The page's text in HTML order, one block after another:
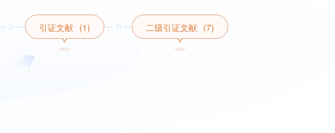
引证文献 (1) 二级引证文献 (7)